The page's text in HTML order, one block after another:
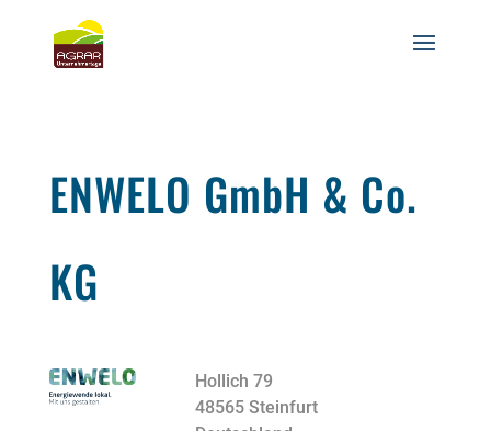
ENWELO GmbH & Co.
KG
Hollich 79
48565 Steinfurt